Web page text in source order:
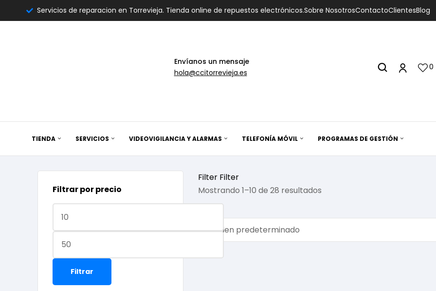
Servicios de reparacion en Torrevieja. Tienda online de repuestos electrónicos.Sobre NosotrosContactoClientesBlog
Envíanos un mensaje
hola@ccitorrevieja.es
0
TIENDA SERVICIOS VIDEOVIGILANCIA Y ALARMAS TELEFONÍA MÓVIL PROGRAMAS DE GESTIÓN
Filter Filter
Mostrando 1–10 de 28 resultados
Filtrar por precio
Filtrar